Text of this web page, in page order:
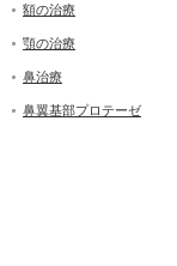
額の治療
顎の治療
鼻治療
鼻翼基部プロテーゼ